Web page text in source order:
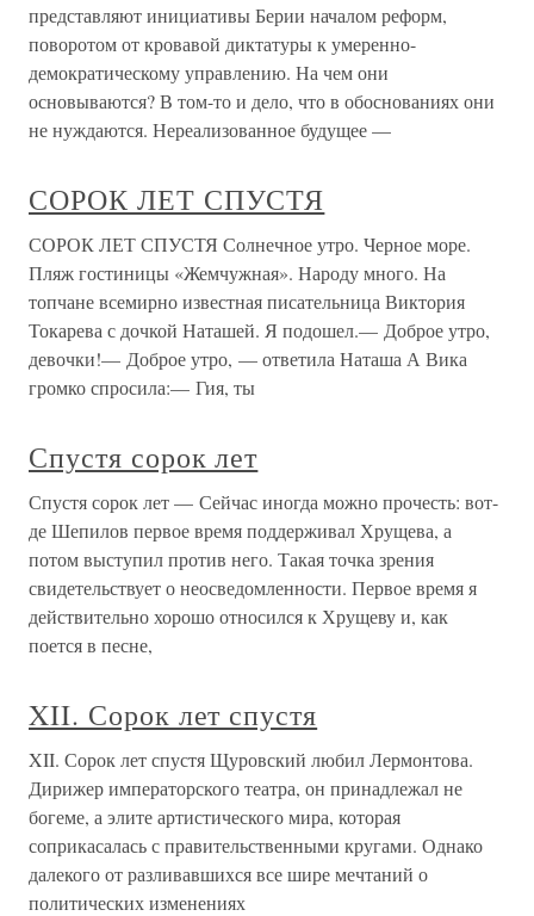
представляют инициативы Берии началом реформ,
поворотом от кровавой диктатуры к умеренно-
демократическому управлению. На чем они
основываются? В том-то и дело, что в обоснованиях они
не нуждаются. Нереализованное будущее —
СОРОК ЛЕТ СПУСТЯ
СОРОК ЛЕТ СПУСТЯ Солнечное утро. Черное море.
Пляж гостиницы «Жемчужная». Народу много. На
топчане всемирно известная писательница Виктория
Токарева с дочкой Наташей. Я подошел.— Доброе утро,
девочки!— Доброе утро, — ответила Наташа А Вика
громко спросила:— Гия, ты
Спустя сорок лет
Спустя сорок лет — Сейчас иногда можно прочесть: вот-
де Шепилов первое время поддерживал Хрущева, а
потом выступил против него. Такая точка зрения
свидетельствует о неосведомленности. Первое время я
действительно хорошо относился к Хрущеву и, как
поется в песне,
XII. Сорок лет спустя
XII. Сорок лет спустя Щуровский любил Лермонтова.
Дирижер императорского театра, он принадлежал не
богеме, а элите артистического мира, которая
соприкасалась с правительственными кругами. Однако
далекого от разливавшихся все шире мечтаний о
политических изменениях